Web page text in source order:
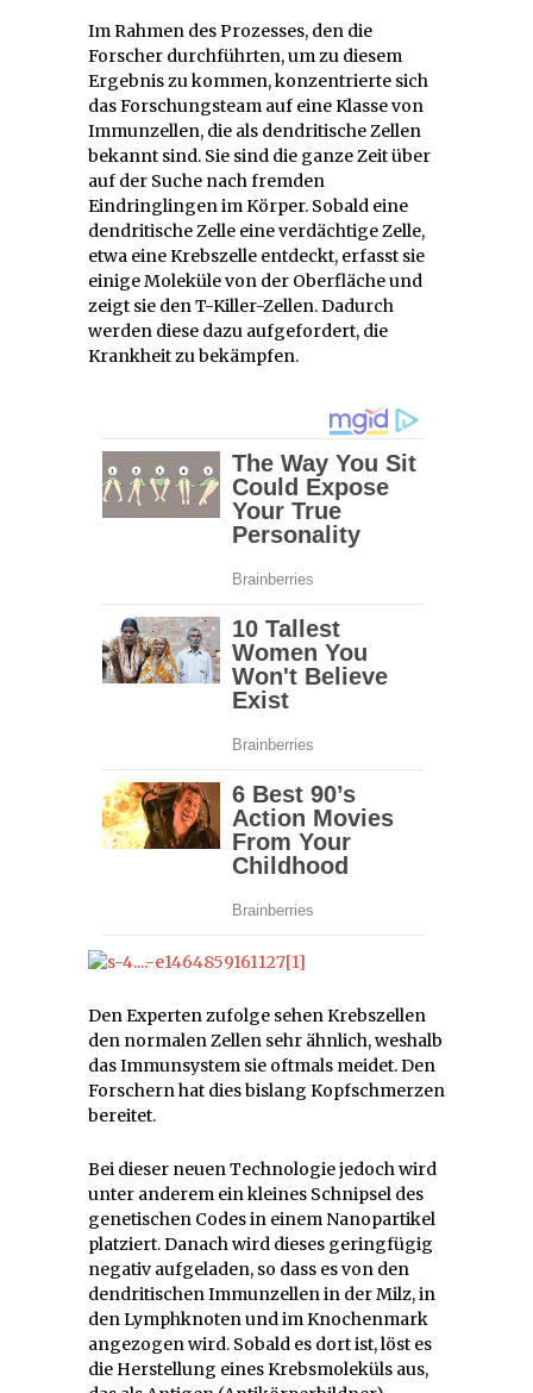
Im Rahmen des Prozesses, den die
Forscher durchführten, um zu diesem
Ergebnis zu kommen, konzentrierte sich
das Forschungsteam auf eine Klasse von
Immunzellen, die als dendritische Zellen
bekannt sind. Sie sind die ganze Zeit über
auf der Suche nach fremden
Eindringlingen im Körper. Sobald eine
dendritische Zelle eine verdächtige Zelle,
etwa eine Krebszelle entdeckt, erfasst sie
einige Moleküle von der Oberfläche und
zeigt sie den T-Killer-Zellen. Dadurch
werden diese dazu aufgefordert, die
Krankheit zu bekämpfen.
Den Experten zufolge sehen Krebszellen
den normalen Zellen sehr ähnlich, weshalb
das Immunsystem sie oftmals meidet. Den
Forschern hat dies bislang Kopfschmerzen
bereitet.
Bei dieser neuen Technologie jedoch wird
unter anderem ein kleines Schnipsel des
genetischen Codes in einem Nanopartikel
platziert. Danach wird dieses geringfügig
negativ aufgeladen, so dass es von den
dendritischen Immunzellen in der Milz, in
den Lymphknoten und im Knochenmark
angezogen wird. Sobald es dort ist, löst es
die Herstellung eines Krebsmoleküls aus,